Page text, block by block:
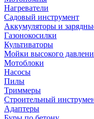
Нагреватели
Садовый инструмент
Аккумуляторы и
Газонокосилки
Культиваторы
Мойки высокого
Мотоблоки
Насосы
Пилы
Триммеры
Строительный
Адаптеры